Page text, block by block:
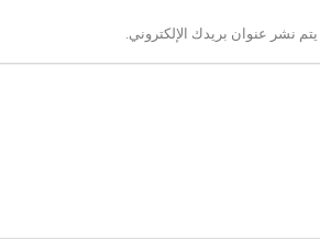
نشر عنوان بريدك الإلكتروني.